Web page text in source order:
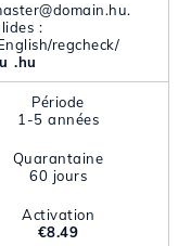
:
regcheck/
.hu
Période
1-5 années
Quarantaine
60 jours
Activation
€8.49